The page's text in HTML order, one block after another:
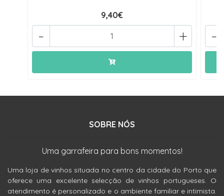
9,40€
+
- -
SOBRE NÓS
Uma garrafeira para bons momentos!
Uma loja de vinhos situada no centro da cidade do Porto que
oferece uma excelente selecção de vinhos portugueses. O
atendimento é personalizado e o ambiente familiar e intimista.